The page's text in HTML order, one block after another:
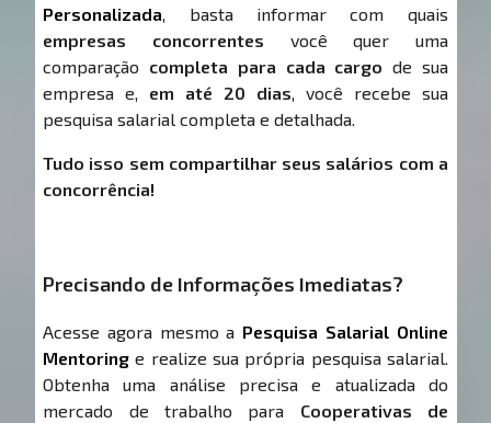
Personalizada, basta informar com quais
empresas concorrentes você quer uma
comparação completa para cada cargo de sua
empresa e, em até 20 dias, você recebe sua
pesquisa salarial completa e detalhada.
Tudo isso sem compartilhar seus salários com a
concorrência!
Precisando de Informações Imediatas?
Acesse agora mesmo a Pesquisa Salarial Online
Mentoring e realize sua própria pesquisa salarial.
Obtenha uma análise precisa e atualizada do
mercado de trabalho para Cooperativas de